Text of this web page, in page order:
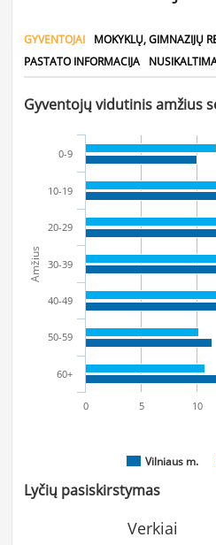
GYVENTOJAI
MOKYKLŲ, GIMNAZIJŲ
PASTATO INFORMACIJA
Gyventojų vidutinis amžius
Amžius
Vilniaus m.
0-9
10-19
20-29
30-39
40-49
50-59
60+
0 5 10
Lyčių pasiskirstymas
Verkiai